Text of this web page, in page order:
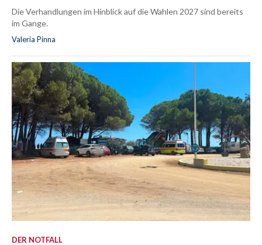
Die Verhandlungen im Hinblick auf die Wahlen 2027 sind bereits
im Gange.
Valeria Pinna
DER NOTFALL